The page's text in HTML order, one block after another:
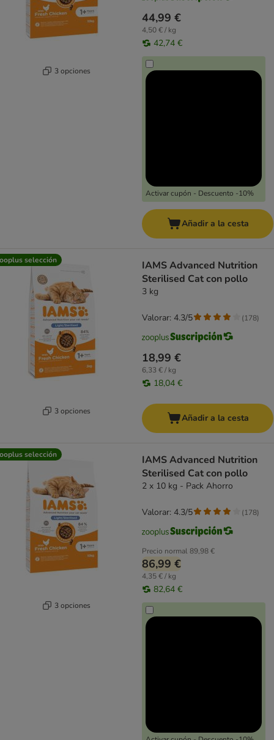
3 opciones
44,99 €
4,50 € / kg
42,74 €
Activar cupón - Descuento -10%
Añadir a la cesta
selección
3 opciones
IAMS Advanced Nutrition
Sterilised Cat con pollo
3 kg
18,99 €
6,33 € / kg
18,04 €
Valorar: 4.3/5 (178)
Añadir a la cesta
selección
3 opciones
IAMS Advanced Nutrition
Sterilised Cat con pollo
2 x 10 kg - Pack Ahorro
Precio normal89,98 €
86,99 €
4,35 € / kg
82,64 €
Valorar: 4.3/5 (178)